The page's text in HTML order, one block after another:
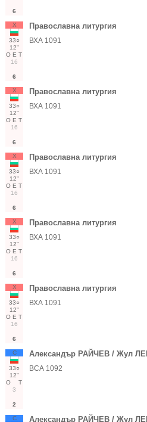
6
Х
33○
12"
О Е Т
16
6
Православна литургия
ВХА 1091
Х
33○
12"
О Е Т
16
6
Православна литургия
ВХА 1091
Х
33○
12"
О Е Т
16
6
Православна литургия
ВХА 1091
Х
33○
12"
О Е Т
16
6
Православна литургия
ВХА 1091
Х
33○
12"
О Е Т
16
6
Православна литургия
ВХА 1091
С
33○
12"
О
Т
3
2
Александър РАЙЧЕВ / Жул
ВСА 1092
С Александър РАЙЧЕВ / Жул